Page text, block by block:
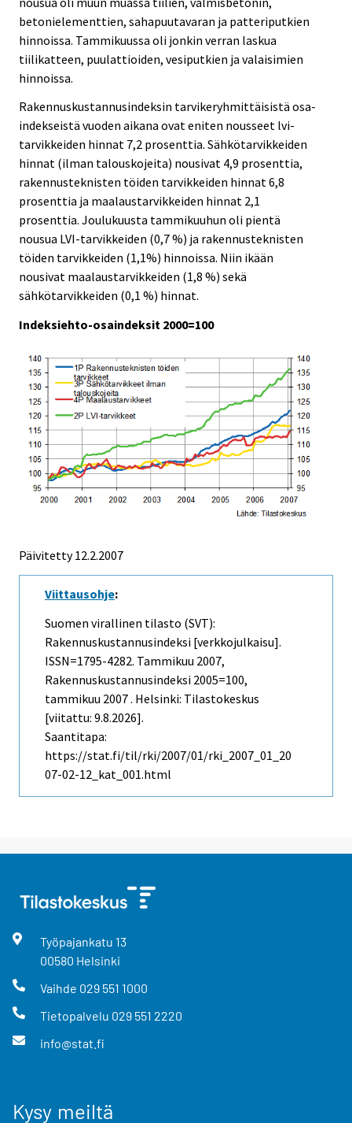
betonielementtien, sahapuutavaran ja patteriputkien
hinnoissa. Tammikuussa oli jonkin verran laskua
tiilikatteen, puulattioiden, vesiputkien ja valaisimien
hinnoissa.
Rakennuskustannusindeksin tarvikeryhmittäisistä osa-
indekseistä vuoden aikana ovat eniten nousseet lvi-
tarvikkeiden hinnat 7,2 prosenttia. Sähkötarvikkeiden
hinnat (ilman talouskojeita) nousivat 4,9 prosenttia,
rakennusteknisten töiden tarvikkeiden hinnat 6,8
prosenttia ja maalaustarvikkeiden hinnat 2,1
prosenttia. Joulukuusta tammikuuhun oli pientä
nousua LVI-tarvikkeiden (0,7 %) ja rakennusteknisten
töiden tarvikkeiden (1,1%) hinnoissa. Niin ikään
nousivat maalaustarvikkeiden (1,8 %) sekä
sähkötarvikkeiden (0,1 %) hinnat.
Indeksiehto-osaindeksit 2000=100
Päivitetty12.2.2007
Viittausohje:
Suomen virallinen tilasto (SVT):
Rakennuskustannusindeksi [verkkojulkaisu].
ISSN=1795-4282. Tammikuu 2007,
Rakennuskustannusindeksi 2005=100,
tammikuu 2007 . Helsinki: Tilastokeskus
[viitattu: 9.8.2026].
Saantitapa:
https://stat.fi/til/rki/2007/01/rki_2007_01_20
07-02-12_kat_001.html
Työpajankatu 13
00580 Helsinki
Vaihde 029 551 1000
Tietopalvelu 029 551 2220
info@stat.fi
Kysy meiltä